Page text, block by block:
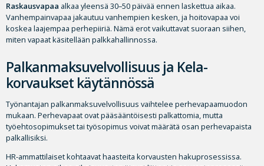
Raskausvapaa alkaa yleensä 30–50 päivää ennen laskettua aikaa.
Vanhempainvapaa jakautuu vanhempien kesken, ja hoitovapaa voi
koskea laajempaa perhepiiriä. Nämä erot vaikuttavat suoraan siihen,
miten vapaat käsitellään palkkahallinnossa.
Palkanmaksuvelvollisuus ja Kela-
korvaukset käytännössä
Työnantajan palkanmaksuvelvollisuus vaihtelee perhevapaamuodon
mukaan. Perhevapaat ovat pääsääntöisesti palkattomia, mutta
työehtosopimukset tai työsopimus voivat määrätä osan perhevapaista
palkallisiksi.
HR-ammattilaiset kohtaavat haasteita korvausten hakuprosessissa.